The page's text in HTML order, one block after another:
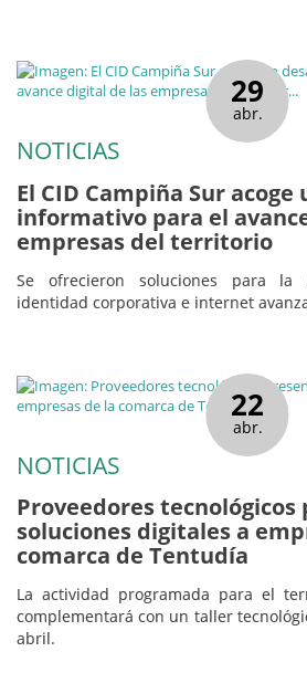
29
abr.
NOTICIAS
El CID Campiña Sur
informativo para el
empresas del territorio
Se ofrecieron soluciones para la
identidad corporativa e internet
22
abr.
NOTICIAS
Proveedores tecnológicos
soluciones digitales a
comarca de Tentudía
La actividad programada para el
complementará con un taller
abril.